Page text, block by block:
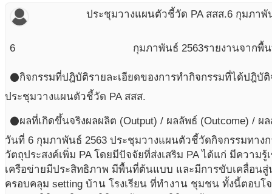
ประชุมวางแผนตัวชี้วัด PA สสส.6 กุมภาพั
6 กุมภาพันธ์ 2563รายงานจากพื้น
circleกิจกรรมที่ปฎิบัติรายละเอียดของการทำกิจกรรมที่ได้ปฎิบัติ
ประชุมวางแผนตัวชี้วัด PA สสส.
circleผลที่เกิดขึ้นจริงผลผลิต (Output) / ผลลัพธ์ (Outcome) /
วันที่ 6 กุมภาพันธ์ 2563 ประชุมวางแผนตัวชี้วัดกิจกรรมทาง
วัตถุประสงค์เพิ่ม PA โดยมีปัจจัยที่ส่งเสริม PA ได้แก่ มีความรู้
เครือข่ายมีประสิทธิภาพ มีพื้นที่ต้นแบบ และมีการขับเคลื่อน
ครอบคลุม setting บ้าน โรงเรียน ที่ทำงาน ชุมชน ทั้งนี้ตอบโ